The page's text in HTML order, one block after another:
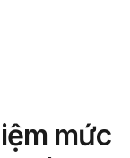
mức